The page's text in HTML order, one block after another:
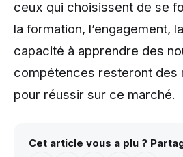
ceux qui choisissent de se
la formation, l’engagement,
capacité à apprendre des
compétences resteront des
pour réussir sur ce marché.
Cet article vous a plu ?